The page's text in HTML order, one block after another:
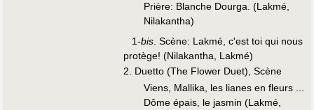
Prière: Blanche Dourga. (Lakmé,
Nilakantha)
1-bis. Scène: Lakmé, c'est toi qui nous
protège! (Nilakantha, Lakmé)
2. Duetto (The Flower Duet), Scène
Viens, Mallika, les lianes en fleurs ...
Dôme épais, le jasmin (Lakmé,